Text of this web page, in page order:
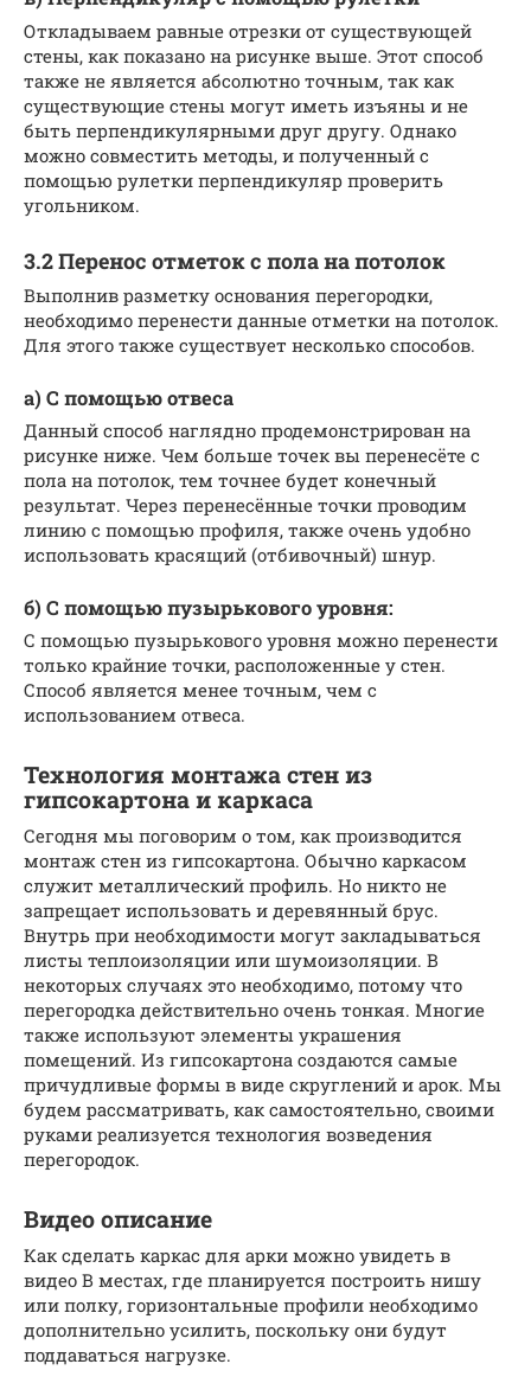
Откладываем равные отрезки от существующей
стены, как показано на рисунке выше. Этот способ
также не является абсолютно точным, так как
существующие стены могут иметь изъяны и не
быть перпендикулярными друг другу. Однако
можно совместить методы, и полученный с
помощью рулетки перпендикуляр проверить
угольником.
3.2 Перенос отметок с пола на потолок
Выполнив разметку основания перегородки,
необходимо перенести данные отметки на потолок.
Для этого также существует несколько способов.
а) С помощью отвеса
Данный способ наглядно продемонстрирован на
рисунке ниже. Чем больше точек вы перенесёте с
пола на потолок, тем точнее будет конечный
результат. Через перенесённые точки проводим
линию с помощью профиля, также очень удобно
использовать красящий (отбивочный) шнур.
б) С помощью пузырькового уровня:
С помощью пузырькового уровня можно перенести
только крайние точки, расположенные у стен.
Способ является менее точным, чем с
использованием отвеса.
Технология монтажа стен из
гипсокартона и каркаса
Сегодня мы поговорим о том, как производится
монтаж стен из гипсокартона. Обычно каркасом
служит металлический профиль. Но никто не
запрещает использовать и деревянный брус.
Внутрь при необходимости могут закладываться
листы теплоизоляции или шумоизоляции. В
некоторых случаях это необходимо, потому что
перегородка действительно очень тонкая. Многие
также используют элементы украшения
помещений. Из гипсокартона создаются самые
причудливые формы в виде скруглений и арок. Мы
будем рассматривать, как самостоятельно, своими
руками реализуется технология возведения
перегородок.
Видео описание
Как сделать каркас для арки можно увидеть в
видео В местах, где планируется построить нишу
или полку, горизонтальные профили необходимо
дополнительно усилить, поскольку они будут
поддаваться нагрузке.